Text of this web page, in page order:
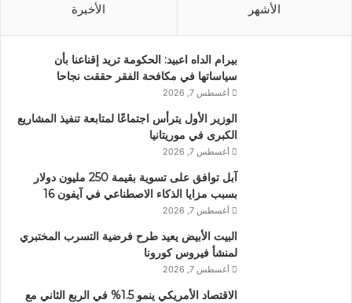
الأشهر الأخيرة
بيرام الداه اعبيد: الحكومة تريد إقناعنا بأن
سياساتها في مكافحة الفقر حققت نجاحا
أغسطس 7, 2026
الوزير الأول يترأس اجتماعًا لمتابعة تنفيذ المشاريع
الكبرى في موريتانيا
أغسطس 7, 2026
آبل توافق على تسوية بقيمة 250 مليون دولار
بسبب مزايا الذكاء الاصطناعي في آيفون 16
أغسطس 7, 2026
البيت الأبيض يعيد طرح فرضية التسرب المختبري
لمنشأ فيروس كورونا
أغسطس 7, 2026
الاقتصاد الأمريكي ينمو 1.5% في الربع الثاني مع